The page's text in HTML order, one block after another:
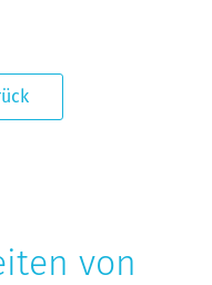
von